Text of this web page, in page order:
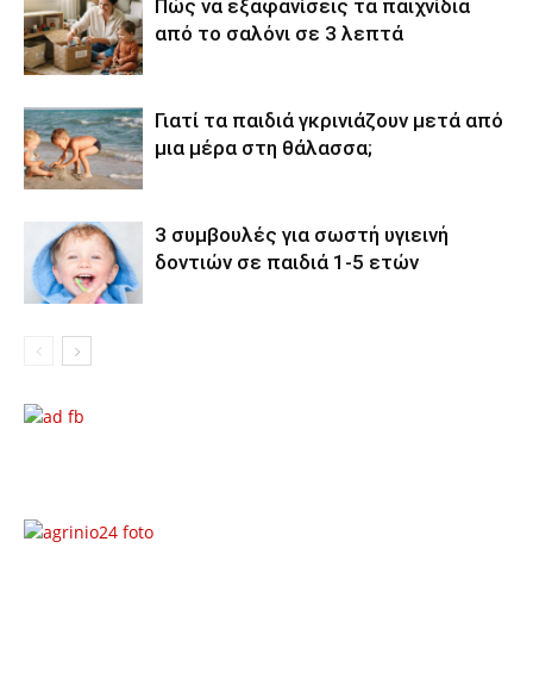
Πώς να εξαφανίσεις τα παιχνίδια
από το σαλόνι σε 3 λεπτά
Γιατί τα παιδιά γκρινιάζουν μετά από
μια μέρα στη θάλασσα;
3 συμβουλές για σωστή υγιεινή
δοντιών σε παιδιά 1-5 ετών